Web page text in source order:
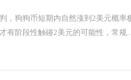
，狗狗币短期内自然涨到2美元概率
阶段性触碰2美元的可能性，常规...